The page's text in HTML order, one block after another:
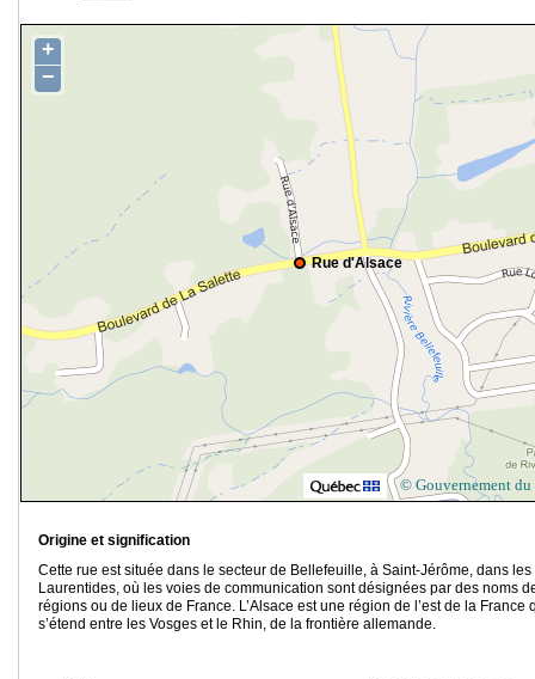
Rue d'Alsace
+
−
© Gouvernement du
Origine et signification
Cette rue est située dans le secteur de Bellefeuille, à Saint-Jérôme, dans les
Laurentides, où les voies de communication sont désignées par des noms
régions ou de lieux de France. L’Alsace est une région de l’est de la France
s’étend entre les Vosges et le Rhin, de la frontière allemande.